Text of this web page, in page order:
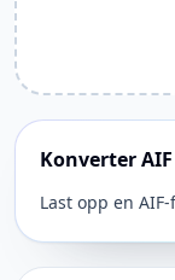
Konverter
Last opp en